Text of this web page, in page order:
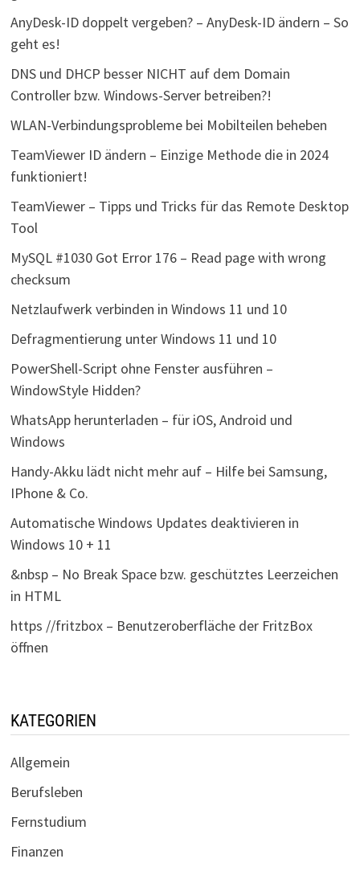
AnyDesk-ID doppelt vergeben? – AnyDesk-ID ändern – So
geht es!
DNS und DHCP besser NICHT auf dem Domain
Controller bzw. Windows-Server betreiben?!
WLAN-Verbindungsprobleme bei Mobilteilen beheben
TeamViewer ID ändern – Einzige Methode die in 2024
funktioniert!
TeamViewer – Tipps und Tricks für das Remote Desktop
Tool
MySQL #1030 Got Error 176 – Read page with wrong
checksum
Netzlaufwerk verbinden in Windows 11 und 10
Defragmentierung unter Windows 11 und 10
PowerShell-Script ohne Fenster ausführen –
WindowStyle Hidden?
WhatsApp herunterladen – für iOS, Android und
Windows
Handy-Akku lädt nicht mehr auf – Hilfe bei Samsung,
IPhone & Co.
Automatische Windows Updates deaktivieren in
Windows 10 + 11
&nbsp – No Break Space bzw. geschütztes Leerzeichen
in HTML
https //fritzbox – Benutzeroberfläche der FritzBox
öffnen
KATEGORIEN
Allgemein
Berufsleben
Fernstudium
Finanzen